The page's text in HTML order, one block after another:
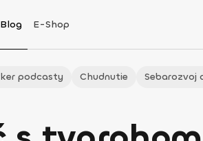
Blog E-Shop
podcasty Chudnutie Sebarozvoj